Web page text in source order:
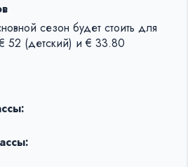
сезон будет стоить для
52 (детский) и € 33.80